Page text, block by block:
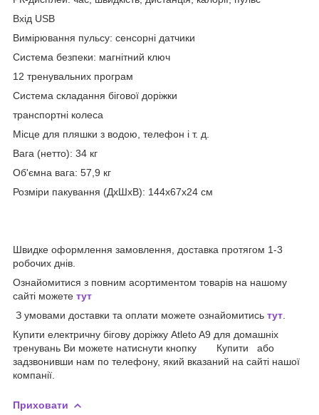
Вхід USB
Вимірювання пульсу: сенсорні датчики
Система безпеки: магнітний ключ
12 тренувальних програм
Система складання бігової доріжки
транспортні колеса
Місце для пляшки з водою, телефон і т. д.
Вага (нетто): 34 кг
Об'ємна вага: 57,9 кг
Розміри пакування (ДхШхВ): 144x67x24 см
Швидке оформлення замовлення, доставка протягом 1-3
робочих днів.
Ознайомитися з повним асортиментом товарів на нашому
сайті можете тут
З умовами доставки та оплати можете ознайомитись тут
Купити електричну бігову доріжку Atleto A9 для домашніх
тренувань Ви можете натиснути кнопку Купити або
задзвонивши нам по телефону, який вказаний на сайті нашої
компанії.
Приховати